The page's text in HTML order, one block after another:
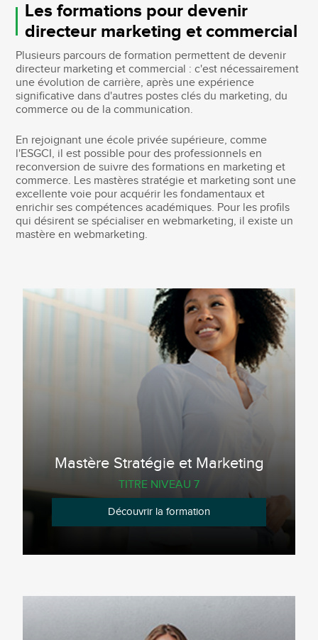
Les formations pour devenir
directeur marketing et commercial
Plusieurs parcours de formation permettent de devenir
directeur marketing et commercial : c'est nécessairement
une évolution de carrière, après une expérience
significative dans d'autres postes clés du marketing, du
commerce ou de la communication.
En rejoignant une école privée supérieure, comme
l'ESGCI, il est possible pour des professionnels en
reconversion de suivre des formations en marketing et
commerce. Les mastères stratégie et marketing sont une
excellente voie pour acquérir les fondamentaux et
enrichir ses compétences académiques. Pour les profils
qui désirent se spécialiser en webmarketing, il existe un
mastère en webmarketing.
Mastère Stratégie et Marketing
TITRE NIVEAU 7
Découvrir la formation